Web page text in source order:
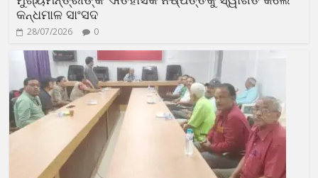
କନ୍ଧମାଳ ସାଂସଦ
28/07/2026 0